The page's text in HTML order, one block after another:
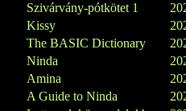
Szivárvány-pótkötet 1
Kissy
The BASIC Dictionary
Ninda
Amina
A Guide to Ninda